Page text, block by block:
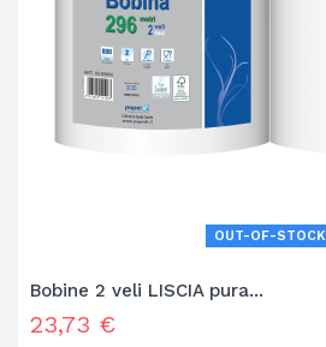
OUT-OF-STOCK
Bobine 2 veli LISCIA pura...
Prezzo
23,73 €